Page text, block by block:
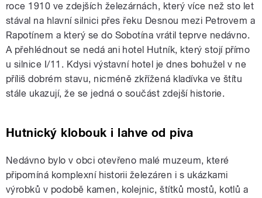
roce 1910 ve zdejších železárnách, který více než sto let
stával na hlavní silnici přes řeku Desnou mezi Petrovem a
Rapotínem a který se do Sobotína vrátil teprve nedávno.
A přehlédnout se nedá ani hotel Hutník, který stojí přímo
u silnice I/11. Kdysi výstavní hotel je dnes bohužel v ne
příliš dobrém stavu, nicméně zkřížená kladívka ve štítu
stále ukazují, že se jedná o součást zdejší historie.
Hutnický klobouk i lahve od piva
Nedávno bylo v obci otevřeno malé muzeum, které
připomíná komplexní historii železáren i s ukázkami
výrobků v podobě kamen, kolejnic, štítků mostů, kotlů a